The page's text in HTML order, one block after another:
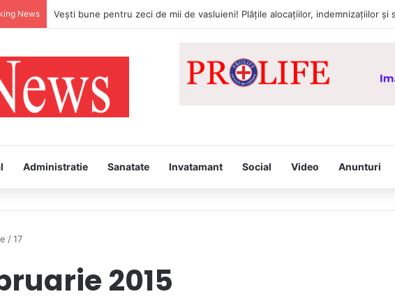
News
Administratie Sanatate Invatamant Social Video Anunturi
/17
2015